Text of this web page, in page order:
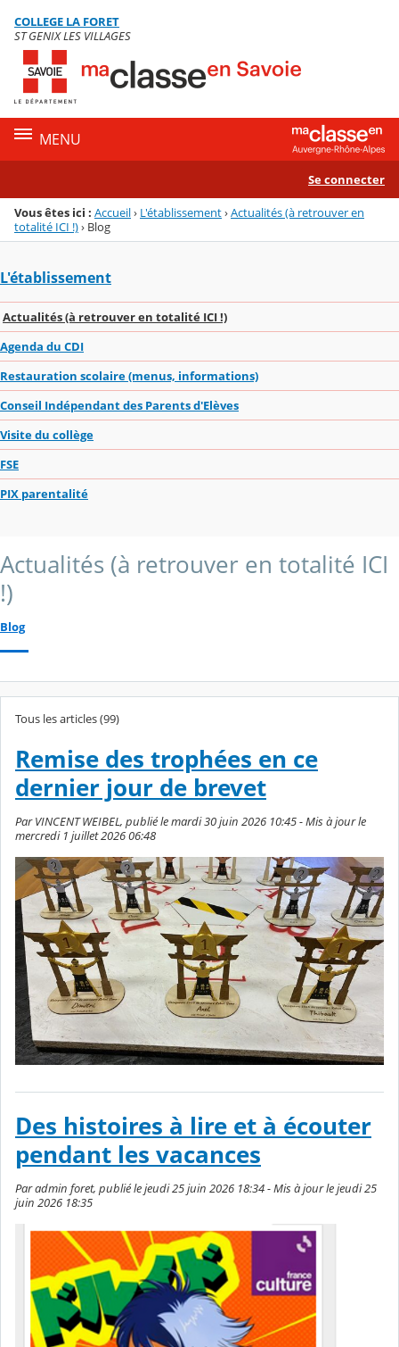
Menu de la rubrique
Contenu
COLLEGE LA FORET
ST GENIX LES VILLAGES
MENU
Se connecter
Vous êtes ici : Accueil› L'établissement›Actualités (à retrouver en
totalité ICI !)› Blog
L'établissement
Actualités (à retrouver en totalité ICI !)
Agenda du CDI
Restauration scolaire (menus, informations)
Conseil Indépendant des Parents d'Elèves
Visite du collège
FSE
PIX parentalité
Actualités (à retrouver en totalité ICI
!)
Blog
Tous les articles (99)
Remise des trophées en ce
dernier jour de brevet
Par VINCENT WEIBEL, publié le mardi 30 juin 2026 10:45 - Mis à jour le
mercredi 1 juillet 2026 06:48
Des histoires à lire et à écouter
pendant les vacances
Par admin foret, publié le jeudi 25 juin 2026 18:34 - Mis à jour le jeudi 25
juin 2026 18:35